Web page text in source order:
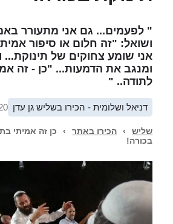
" לפעמים... גם אני מתעורר
ושואל: "זה חלום או סיפור
אני שומע צחוקים של תינוקת...
ומנגב את הדמעות... "כן - זה
לתודה.. "
דניאל ושלומית - הכירו בשליש גן עדן
שליש › הכירו באתר ›
בכורה!